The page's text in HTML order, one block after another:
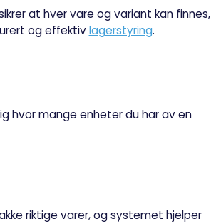
at hver vare og variant kan finnes,
og effektivlagerstyring.
hvor mange enheter du har av en
riktige varer, og systemet hjelper